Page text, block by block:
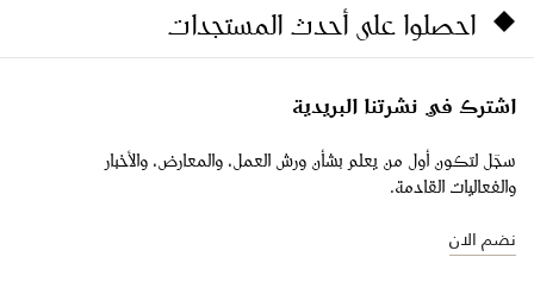
احصلوا على أحدث المستجدات
اشترك في نشرتنا البريدية
سجّل لتكون أول من يعلم بشأن ورش العمل، والمعارض، والأخبار
والفعاليات القادمة.
نضم الان